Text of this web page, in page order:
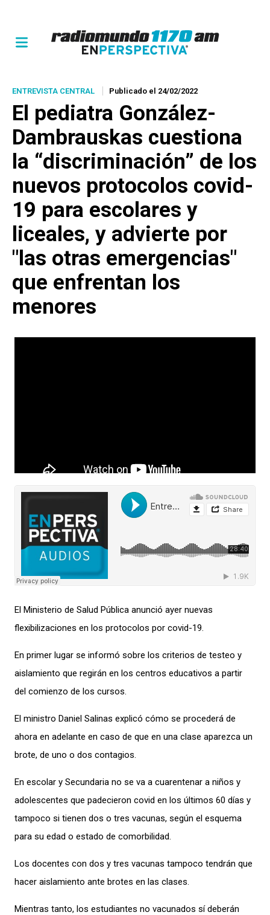
ENTREVISTA CENTRAL Publicado el 24/02/2022
El pediatra González-
Dambrauskas cuestiona
la “discriminación” de los
nuevos protocolos covid-
19 para escolares y
liceales, y advierte por
"las otras emergencias"
que enfrentan los
menores
El Ministerio de Salud Pública anunció ayer nuevas
flexibilizaciones en los protocolos por covid-19.
En primer lugar se informó sobre los criterios de testeo y
aislamiento que regirán en los centros educativos a partir
del comienzo de los cursos.
El ministro Daniel Salinas explicó cómo se procederá de
ahora en adelante en caso de que en una clase aparezca un
brote, de uno o dos contagios.
En escolar y Secundaria no se va a cuarentenar a niños y
adolescentes que padecieron covid en los últimos 60 días y
tampoco si tienen dos o tres vacunas, según el esquema
para su edad o estado de comorbilidad.
Los docentes con dos y tres vacunas tampoco tendrán que
hacer aislamiento ante brotes en las clases.
Mientras tanto, los estudiantes no vacunados sí deberán